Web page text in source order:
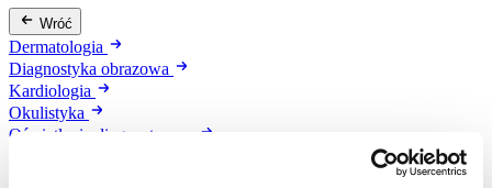
Wróć
Dermatologia
Diagnostyka obrazowa
Kardiologia
Okulistyka
Oświetlenie diagnostyczne